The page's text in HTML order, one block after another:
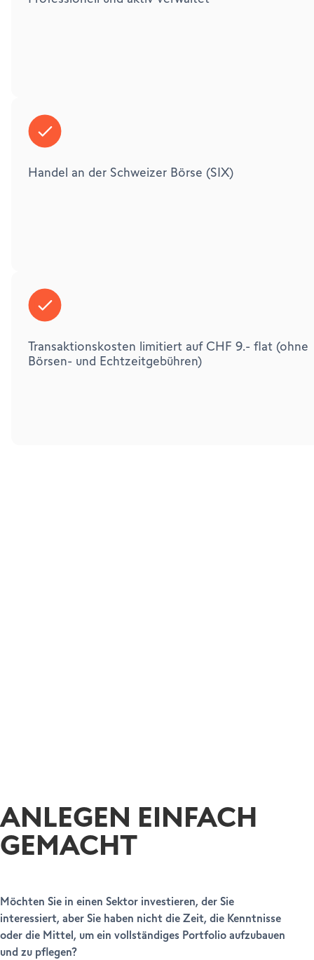
Handel an der Schweizer Börse (SIX)
Transaktionskosten limitiert auf CHF 9.- flat (ohne
Börsen- und Echtzeitgebühren)
ANLEGEN EINFACH
GEMACHT
Möchten Sie in einen Sektor investieren, der Sie
interessiert, aber Sie haben nicht die Zeit, die Kenntnisse
oder die Mittel, um ein vollständiges Portfolio aufzubauen
und zu pflegen?